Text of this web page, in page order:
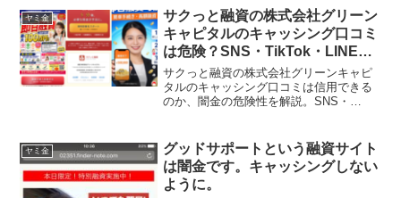
ヤミ金
サクっと融資の株式会社グリーン
キャピタルのキャッシング口コミ
は危険？SNS・TikTok・LINE闇
金の見分け方
サクっと融資の株式会社グリーンキャピ
タルのキャッシング口コミは信用できる
のか、闇金の危険性を解説。SNS・
法、安全な借入先の選び方をまとめてい
ます。
ヤミ金
グッドサポートという融資サイト
は闇金です。キャッシングしない
ように。